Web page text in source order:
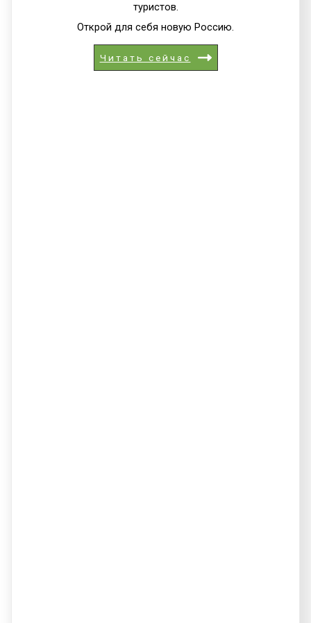
туристов.
Открой для себя новую Россию.
Читать сейчас